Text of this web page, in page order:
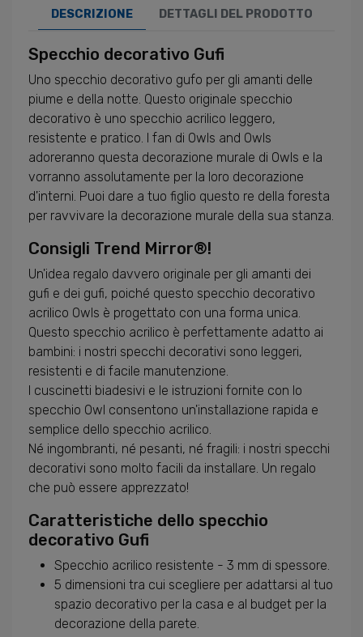
DESCRIZIONE DETTAGLI DEL PRODOTTO
Specchio decorativo Gufi
Uno specchio decorativo gufo per gli amanti delle
piume e della notte. Questo originale specchio
decorativo è uno specchio acrilico leggero,
resistente e pratico. I fan di Owls and Owls
adoreranno questa decorazione murale di Owls e la
vorranno assolutamente per la loro decorazione
d'interni. Puoi dare a tuo figlio questo re della foresta
per ravvivare la decorazione murale della sua stanza.
Consigli Trend Mirror®!
Un'idea regalo davvero originale per gli amanti dei
gufi e dei gufi, poiché questo specchio decorativo
acrilico Owls è progettato con una forma unica.
Questo specchio acrilico è perfettamente adatto ai
bambini: i nostri specchi decorativi sono leggeri,
resistenti e di facile manutenzione.
I cuscinetti biadesivi e le istruzioni fornite con lo
specchio Owl consentono un'installazione rapida e
semplice dello specchio acrilico.
Né ingombranti, né pesanti, né fragili: i nostri specchi
decorativi sono molto facili da installare. Un regalo
che può essere apprezzato!
Caratteristiche dello specchio
decorativo Gufi
Specchio acrilico resistente - 3 mm di spessore.
5 dimensioni tra cui scegliere per adattarsi al tuo
spazio decorativo per la casa e al budget per la
decorazione della parete.